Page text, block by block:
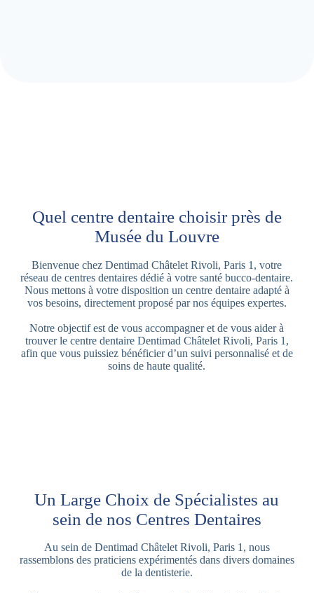
Quel centre dentaire choisir près de
Musée du Louvre
Bienvenue chez Dentimad Châtelet Rivoli, Paris 1, votre
réseau de centres dentaires dédié à votre santé bucco-dentaire.
Nous mettons à votre disposition un centre dentaire adapté à
vos besoins, directement proposé par nos équipes expertes.
Notre objectif est de vous accompagner et de vous aider à
trouver le centre dentaire Dentimad Châtelet Rivoli, Paris 1,
afin que vous puissiez bénéficier d’un suivi personnalisé et de
soins de haute qualité.
Un Large Choix de Spécialistes au
sein de nos Centres Dentaires
Au sein de Dentimad Châtelet Rivoli, Paris 1, nous
rassemblons des praticiens expérimentés dans divers domaines
de la dentisterie.